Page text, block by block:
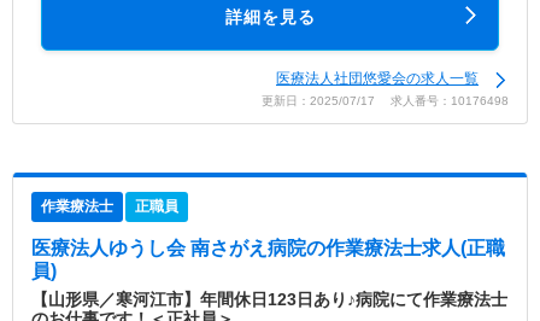
詳細を見る
医療法人社団悠愛会の求人一覧
更新日：2025/07/17 求人番号：10176498
作業療法士 正職員
医療法人ゆうし会 南さがえ病院の作業療法士求人(正職
員)
【山形県／寒河江市】年間休日123日あり♪病院にて作業療法士